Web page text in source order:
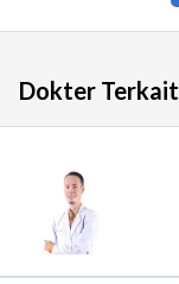
Dokter Terkait